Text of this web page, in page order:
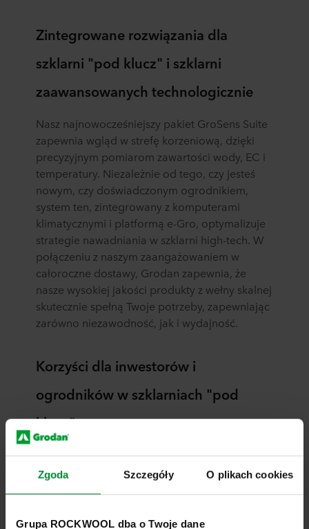
Zgoda Szczegóły O plikach cookies
Grupa ROCKWOOL dba o Twoje dane
Zintegrowane rozwiązania dla
szklarni "pod klucz" i szklarni
zaawansowanych technologicznie
Nasz najnowocześniejszy pakiet GroSens Suite
zapewnia wgląd w strefę korzeniową, dzięki
precyzyjnym pomiarom zawartości wody, EC i
temperatury. Niezależnie od tego, czy jesteś
nowym, czy doświadczonym ogrodnikiem,
system ten, zintegrowany z komputerami
klimatycznymi i platformą e-Gro, optymalizuje
strategie nawadniania w szklarni high-tech. W
połączeniu z naszym zaangażowaniem w
całoroczne dostawy, Grodan zapewnia, że
nasze wysokiej jakości produkty z wełny skalnej
skutecznie spełną Twoje potrzeby, zapewniając
zarówno niezawodność, jak i wydajność.
Korzyści dla inwestorów i
ogrodników w szklarniach "pod
klucz"
Wysoki zwrot z inwestycji i sprawdzone
rozwiązania: p
odłoża uprawowe Grodan
zwiększają wydajność i rentowność,
korzystając z dziesięcioleci
krajach.